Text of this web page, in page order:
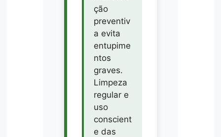
ção
preventiv
a evita
entupime
ntos
graves.
Limpeza
regular e
uso
conscient
e das